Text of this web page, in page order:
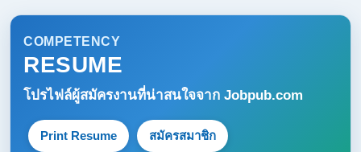
COMPETENCY
RESUME
โปรไฟล์ผู้สมัครงานที่น่าสนใจจาก Jobpub.com
Print Resume สมัครสมาชิก